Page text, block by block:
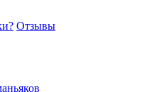
Отзывы